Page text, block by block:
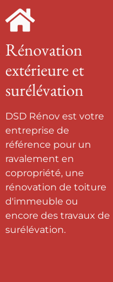
Rénovation
extérieure et
surélévation
DSD Rénov est votre
entreprise de
référence pour un
ravalement en
copropriété, une
rénovation de toiture
d'immeuble ou
encore des travaux de
surélévation.